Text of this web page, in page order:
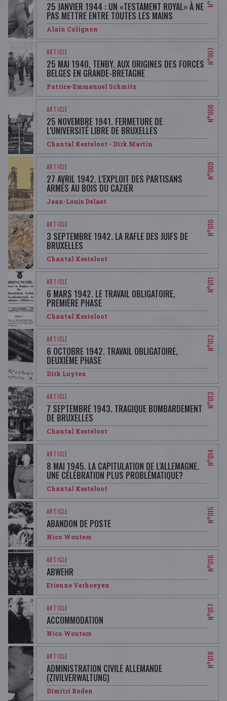
25 JANVIER 1944 : UN «TESTAMENT ROYAL» À NE
PAS METTRE ENTRE TOUTES LES MAINS
Alain Colignon
25 MAI 1940, TENBY. AUX ORIGINES DES FORCES
BELGES EN GRANDE-BRETAGNE
Patrice-Emmanuel Schmitz
25 NOVEMBRE 1941. FERMETURE DE
L'UNIVERSITÉ LIBRE DE BRUXELLES
Chantal Kesteloot - Dirk Martin
27 AVRIL 1942. L'EXPLOIT DES PARTISANS
ARMÉS AU BOIS DU CAZIER
Jean-Louis Delaet
3 SEPTEMBRE 1942. LA RAFLE DES JUIFS DE
BRUXELLES
Chantal Kesteloot
6 MARS 1942. LE TRAVAIL OBLIGATOIRE,
PREMIÈRE PHASE
Chantal Kesteloot
6 OCTOBRE 1942. TRAVAIL OBLIGATOIRE,
DEUXIÈME PHASE
Dirk Luyten
7 SEPTEMBRE 1943. TRAGIQUE BOMBARDEMENT
DE BRUXELLES
Chantal Kesteloot
8 MAI 1945. LA CAPITULATION DE L'ALLEMAGNE.
UNE CÉLÉBRATION PLUS PROBLÉMATIQUE?
Chantal Kesteloot
ABANDON DE POSTE
Nico Wouters
ABWEHR
Etienne Verhoeyen
ACCOMMODATION
Nico Wouters
ADMINISTRATION CIVILE ALLEMANDE
(ZIVILVERWALTUNG)
Dimitri Roden